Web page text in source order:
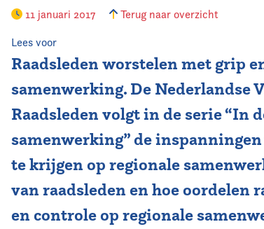
11 januari 2017 Terug naar overzicht
Lees voor
Raadsleden worstelen met grip
samenwerking. De Nederlandse
Raadsleden volgt in de serie “In
samenwerking” de
te krijgen op regionale
van raadsleden en hoe oordelen
en controle op regionale